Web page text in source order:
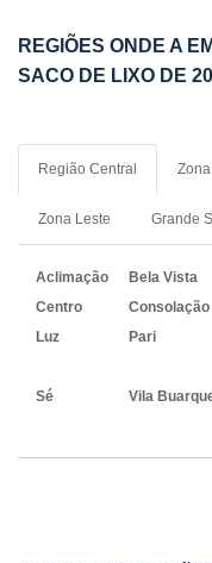
REGIÕES ONDE A
SACO DE LIXO DE
Região Central
Zona Leste Grande
Aclimação Bela Vista
Centro
Consolação
Luz
Pari
Sé
Vila